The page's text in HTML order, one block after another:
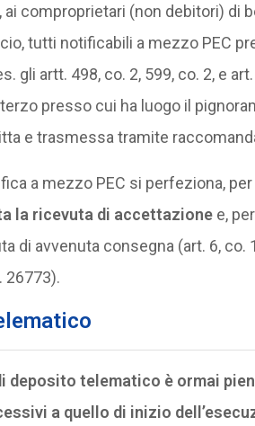
comproprietari (non debitori) di
tutti notificabili a mezzo PEC
gli artt. 498, co. 2, 599, co. 2, e
presso cui ha luogo il
e trasmessa tramite
a mezzo PEC si perfeziona,
la ricevuta di accettazionee,
di avvenuta consegna (art. 6, co.
26773).
deposito telematico è ormai
a quello di inizio